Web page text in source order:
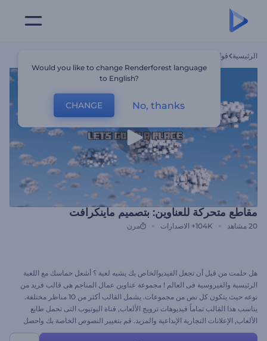
الرئيسية قوالب
مقاطع متحركة للعناوين: بتصميم ماينكرافت
20 مشاهد 104K+ الاصدارات مرن
هل حلمت من قبل أن تجعل الفيديوالخاص بك يشبه لعبة ؟ أشعل حماسك مع اللعبة
الرئيسية والفيروسية فى العالم ! مجموعة عناوين عمال المناجم هى قالب فريد من
نوعه حيث يتكون كل نص من مجموعات. يشمل القالب أكثر من 10 مناظر مختلفة.
يناسب هذا القالب تماماً فيديوهات ترويج الألعاب, قناة اليوتيوب التى تحمل طابع
الألعاب, الإعلانات التجارية الإبداعية والمزيد. قم بتغيير النصوص الخاصة بك واحصل
على فيديو ألعاب احترافى وفريد من نوعه فى دقائق ! جربه اليوم
Would you like to change Renderforest language
to English?
CHANGE No, thanks